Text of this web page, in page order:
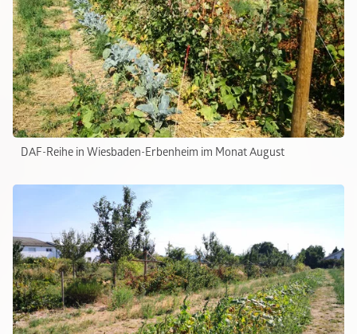
DAF-Reihe in Wiesbaden-Erbenheim im Monat August